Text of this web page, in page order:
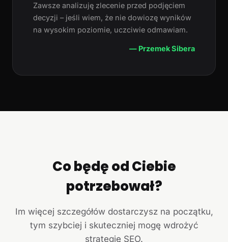
Zawsze analizuję zlecenie przed podjęciem
decyzji – jeśli wiem, że nie dowiozę wyników
na wysokim poziomie, uczciwie odmawiam.
— Przemek Sibera
Co będę od Ciebie
potrzebował?
Im więcej szczegółów dostarczysz na początku,
tym szybciej i skuteczniej mogę wdrożyć
strategię SEO.